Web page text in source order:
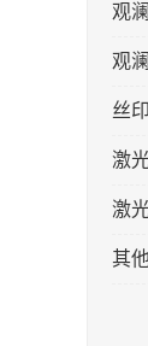
观
观
丝
激
激
其